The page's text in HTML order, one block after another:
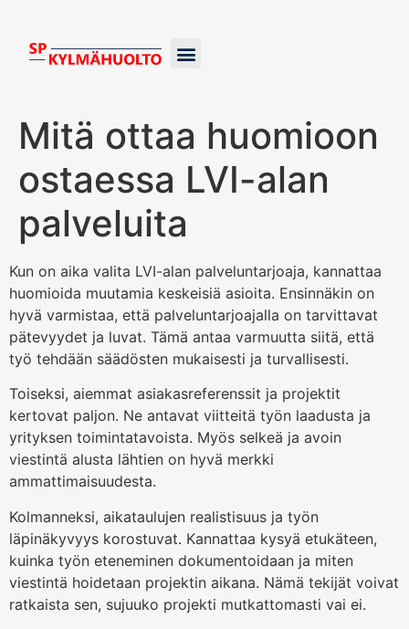
Mitä ottaa huomioon
ostaessa LVI-alan
palveluita
Kun on aika valita LVI-alan palveluntarjoaja, kannattaa
huomioida muutamia keskeisiä asioita. Ensinnäkin on
hyvä varmistaa, että palveluntarjoajalla on tarvittavat
pätevyydet ja luvat. Tämä antaa varmuutta siitä, että
työ tehdään säädösten mukaisesti ja turvallisesti.
Toiseksi, aiemmat asiakasreferenssit ja projektit
kertovat paljon. Ne antavat viitteitä työn laadusta ja
yrityksen toimintatavoista. Myös selkeä ja avoin
viestintä alusta lähtien on hyvä merkki
ammattimaisuudesta.
Kolmanneksi, aikataulujen realistisuus ja työn
läpinäkyvyys korostuvat. Kannattaa kysyä etukäteen,
kuinka työn eteneminen dokumentoidaan ja miten
viestintä hoidetaan projektin aikana. Nämä tekijät voivat
ratkaista sen, sujuuko projekti mutkattomasti vai ei.